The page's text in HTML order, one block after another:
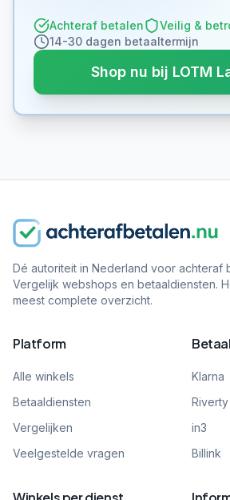
Achteraf betalen
Veilig &
14-30 dagen betaaltermijn
Shop nu bij LOTM
Dé autoriteit in Nederland voor achteraf
Vergelijk webshops en betaaldiensten.
meest complete overzicht.
Platform
Alle winkels
Betaaldiensten
Vergelijken
Veelgestelde vragen
Klarna
Riverty
in3
Billink